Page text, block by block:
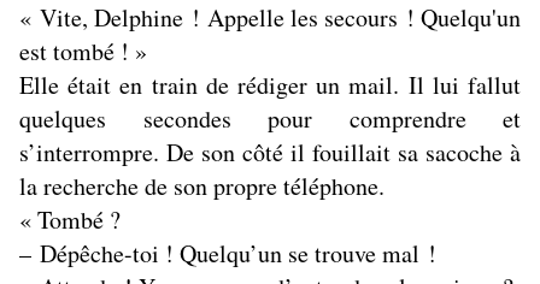
« Vite, Delphine ! Appelle les secours ! Quelqu'un
est tombé ! »
Elle était en train de rédiger un mail. Il lui fallut
quelques secondes pour comprendre et
s’interrompre. De son côté il fouillait sa sacoche à
la recherche de son propre téléphone.
« Tombé ?
– Dépêche-toi ! Quelqu’un se trouve mal !